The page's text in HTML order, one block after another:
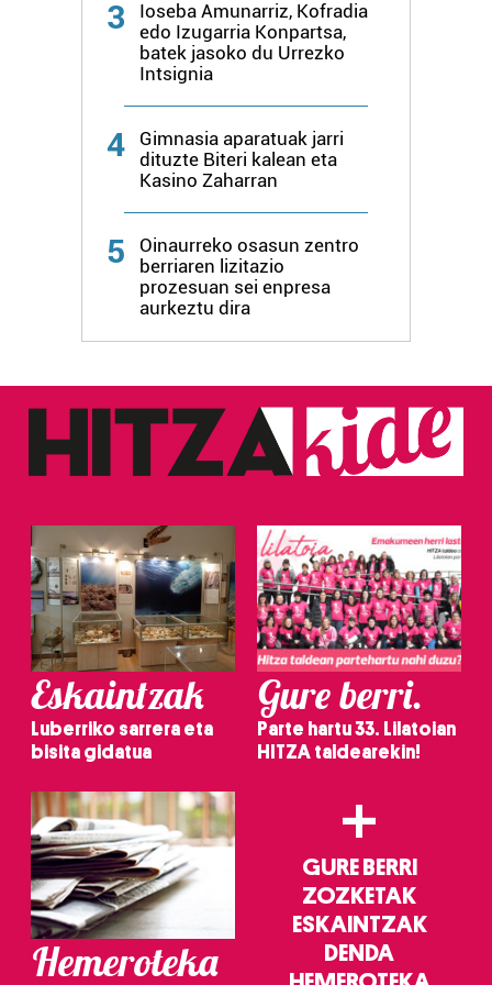
3
Ioseba Amunarriz, Kofradia
edo Izugarria Konpartsa,
batek jasoko du Urrezko
Intsignia
4
Gimnasia aparatuak jarri
dituzte Biteri kalean eta
Kasino Zaharran
5
Oinaurreko osasun zentro
berriaren lizitazio
prozesuan sei enpresa
aurkeztu dira
Eskaintzak
Luberriko sarrera eta
bisita gidatua
Gure berri.
Parte hartu 33. Lilatoian
HITZA taldearekin!
Hemeroteka
+
GURE BERRI
ZOZKETAK
ESKAINTZAK
DENDA